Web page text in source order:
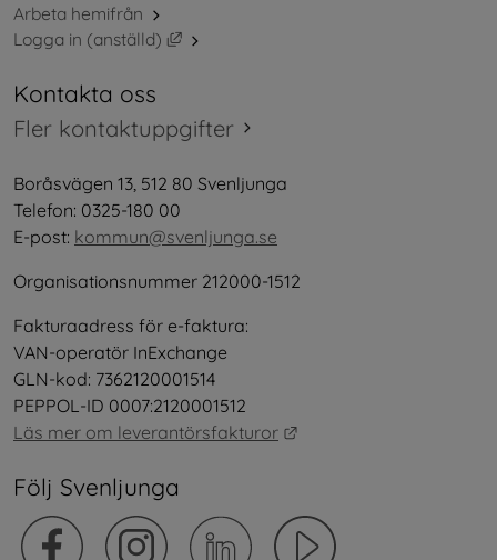
Arbeta hemifrån
Logga in (anställd)
Länk till annan webbplats, öppnas i nytt
Kontakta oss
Fler kontaktuppgifter
Boråsvägen 13, 512 80 Svenljunga
Telefon: 0325-180 00
E-post: kommun@svenljunga.se
Organisationsnummer 212000-1512
Fakturaadress för e-faktura:
VAN-operatör InExchange
GLN-kod: 7362120001514
PEPPOL-ID 0007:2120001512
Läs mer om leverantörsfakturor
Följ Svenljunga